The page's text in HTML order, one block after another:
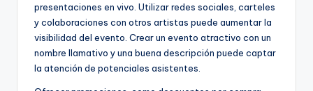
presentaciones en vivo. Utilizar redes sociales, carteles
y colaboraciones con otros artistas puede aumentar la
visibilidad del evento. Crear un evento atractivo con un
nombre llamativo y una buena descripción puede captar
la atención de potenciales asistentes.